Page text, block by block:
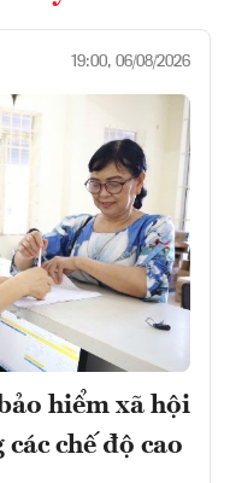
19:00, 06/08/2026
hiểm xã hội
chế độ cao